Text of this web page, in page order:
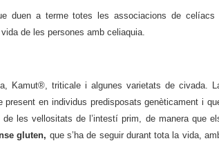
duen a terme totes les associacions de celíacs
de les persones amb celiaquia.
Kamut®, triticale i algunes varietats de civada.
en individus predisposats genèticament i
les vellositats de l’intestí prim, de manera que
gluten, que s’ha de seguir durant tota la vida,